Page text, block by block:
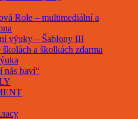
Role – multimediální a
výuky – Šablony III
a školkách zdarma
nás baví“